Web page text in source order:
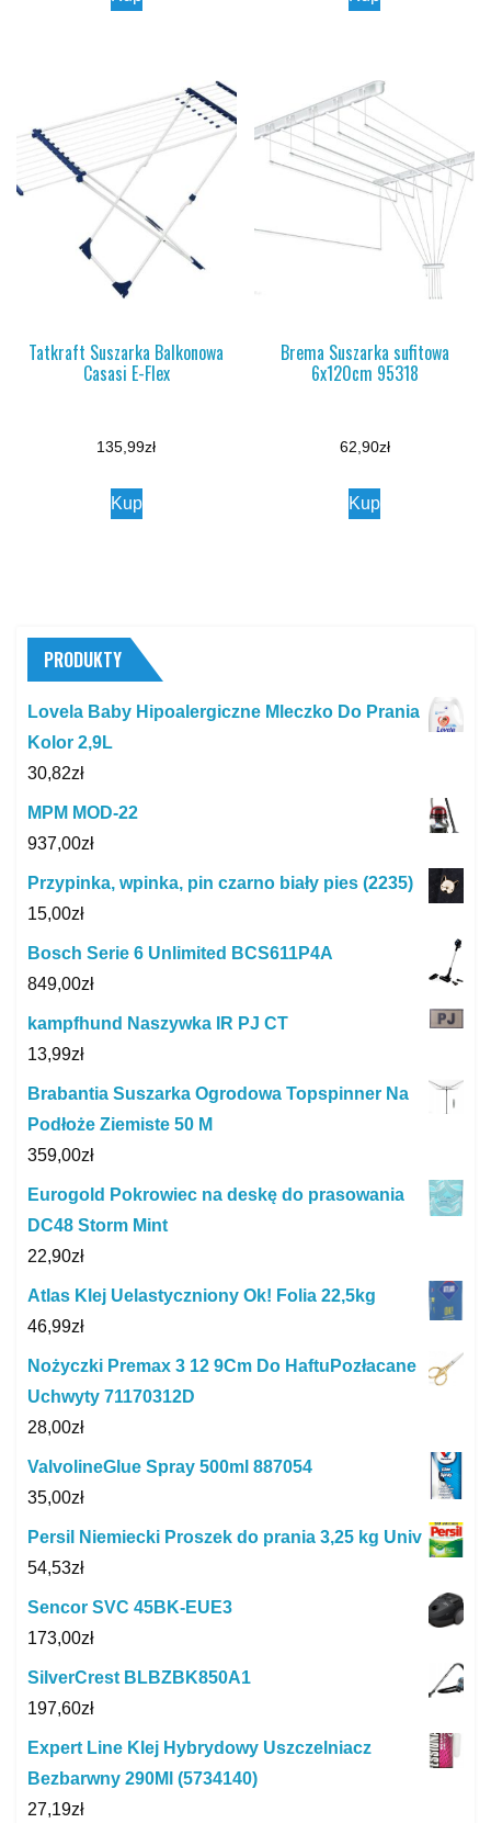
Tatkraft Suszarka Balkonowa
Casasi E-Flex
135,99zł
Kup
Brema Suszarka sufitowa
6x120cm 95318
62,90zł
Kup
PRODUKTY
Lovela Baby Hipoalergiczne Mleczko Do Prania
Kolor 2,9L
30,82zł
MPM MOD-22
937,00zł
Przypinka, wpinka, pin czarno biały pies (2235)
15,00zł
Bosch Serie 6 Unlimited BCS611P4A
849,00zł
kampfhund Naszywka IR PJ CT
13,99zł
Brabantia Suszarka Ogrodowa Topspinner Na
Podłoże Ziemiste 50 M
359,00zł
Eurogold Pokrowiec na deskę do prasowania
DC48 Storm Mint
22,90zł
Atlas Klej Uelastyczniony Ok! Folia 22,5kg
46,99zł
Nożyczki Premax 3 12 9Cm Do HaftuPozłacane
Uchwyty 71170312D
28,00zł
ValvolineGlue Spray 500ml 887054
35,00zł
Persil Niemiecki Proszek do prania 3,25 kg Univ
54,53zł
Sencor SVC 45BK-EUE3
173,00zł
SilverCrest BLBZBK850A1
197,60zł
Expert Line Klej Hybrydowy Uszczelniacz
Bezbarwny 290Ml (5734140)
27,19zł